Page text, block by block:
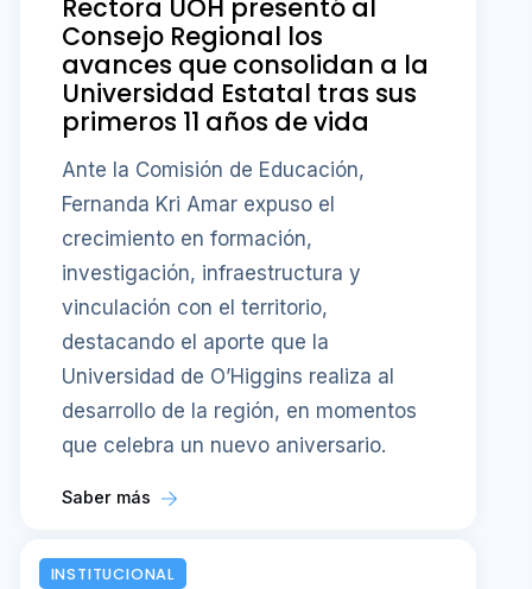
Rectora UOH presentó al
Consejo Regional los
avances que consolidan a la
Universidad Estatal tras sus
primeros 11 años de vida
Ante la Comisión de Educación,
Fernanda Kri Amar expuso el
crecimiento en formación,
investigación, infraestructura y
vinculación con el territorio,
destacando el aporte que la
Universidad de O’Higgins realiza al
desarrollo de la región, en momentos
que celebra un nuevo aniversario.
Saber más
INSTITUCIONAL